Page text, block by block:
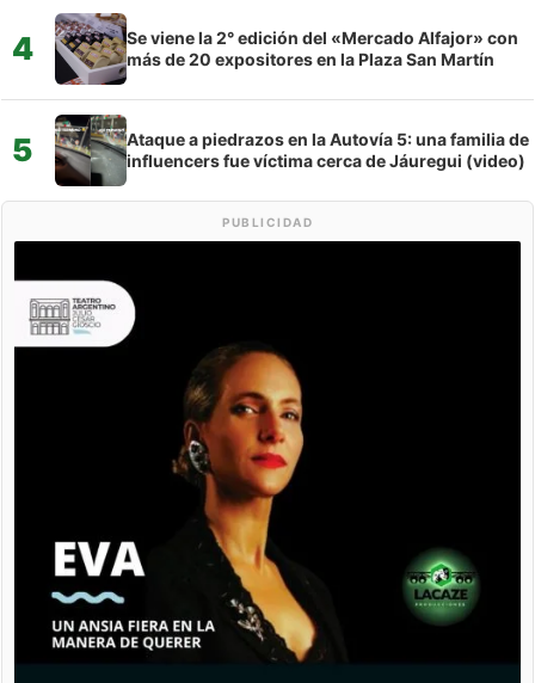
4
Se viene la 2° edición del «Mercado Alfajor» con
más de 20 expositores en la Plaza San Martín
5
Ataque a piedrazos en la Autovía 5: una familia de
influencers fue víctima cerca de Jáuregui (video)
PUBLICIDAD